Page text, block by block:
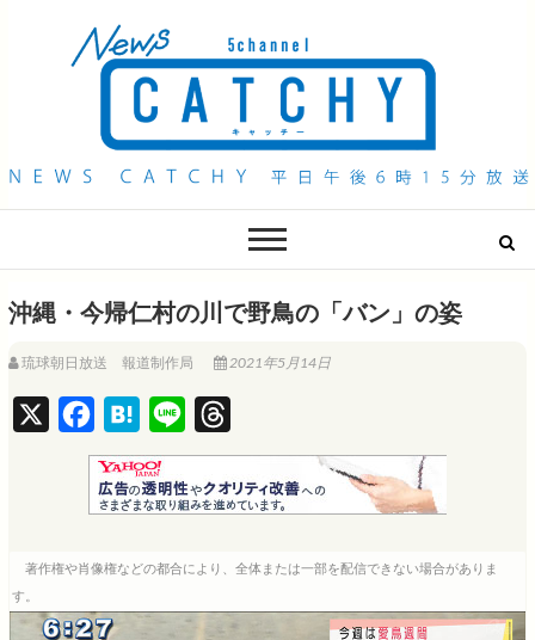
QAB NEWS Headline
沖縄・今帰仁村の川で野鳥の「バン」の姿
琉球朝日放送 報道制作局 2021年5月14日
a
c
e
b
o
H
a
t
e
i
n
e
h
r
e
s
著作権や肖像権などの都合により、全体または一部を配信できない場合がありま
す。